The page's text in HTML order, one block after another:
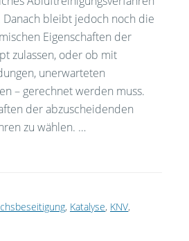
bleibt jedoch noch die
Eigenschaften der
zulassen, oder ob mit
unerwarteten
– gerechnet werden muss.
der abzuscheidenden
zu wählen. …
, Katalyse, KNV,